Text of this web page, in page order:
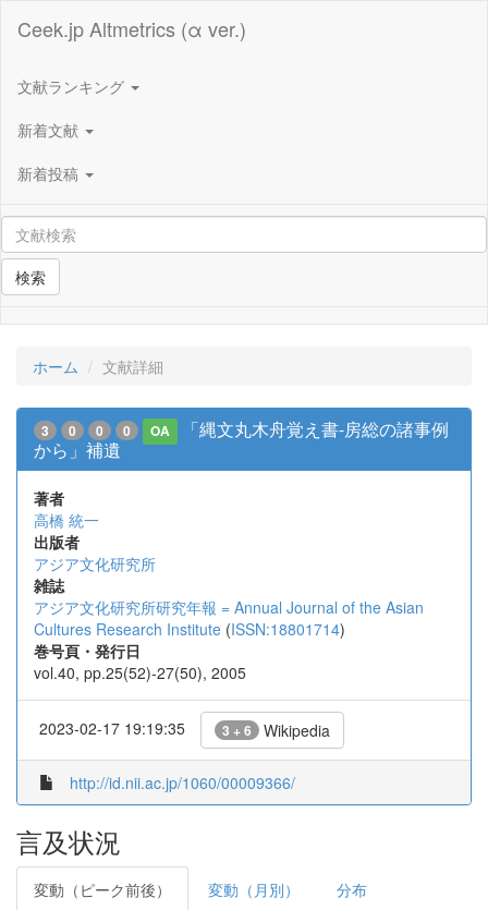
Ceek.jp Altmetrics (α ver.)
文献ランキング
新着文献
新着投稿
検索
ホーム 文献詳細
3 0 0 0 OA
「縄文丸木舟覚え書-房総の諸事例
から」補遺
著者
高橋 統一
出版者
アジア文化研究所
雑誌
アジア文化研究所研究年報 = Annual Journal of the Asian
Cultures Research Institute (ISSN:18801714)
巻号頁・発行日
vol.40, pp.25(52)-27(50), 2005
2023-02-17 19:19:35 3 + 6 Wikipedia
http://id.nii.ac.jp/1060/00009366/
言及状況
変動（ピーク前後） 変動（月別） 分布